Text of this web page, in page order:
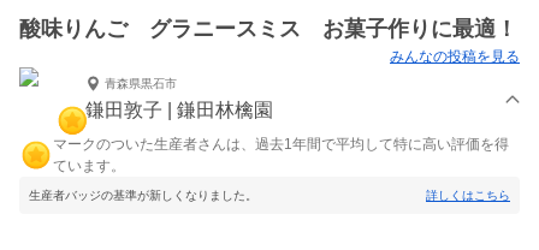
酸味りんご グラニースミス お菓子作りに最適！
みんなの投稿を見る
青森県黒石市
鎌田敦子 | 鎌田林檎園
マークのついた生産者さんは、過去1年間で平均して特に高い評価を得
ています。
生産者バッジの基準が新しくなりました。 詳しくはこちら